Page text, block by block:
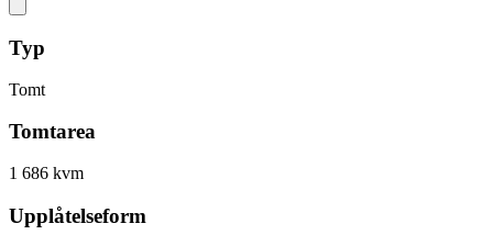
Typ
Tomt
Tomtarea
1 686 kvm
Upplåtelseform